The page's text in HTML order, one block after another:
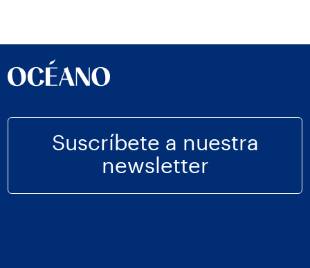
Suscríbete a nuestra
newsletter